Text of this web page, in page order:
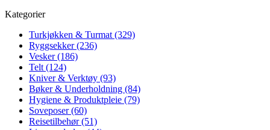
Kategorier
Turkjøkken & Turmat (329)
Ryggsekker (236)
Vesker (186)
Telt (124)
Kniver & Verktøy (93)
Bøker & Underholdning (84)
Hygiene & Produktpleie (79)
Soveposer (60)
Reisetilbehør (51)